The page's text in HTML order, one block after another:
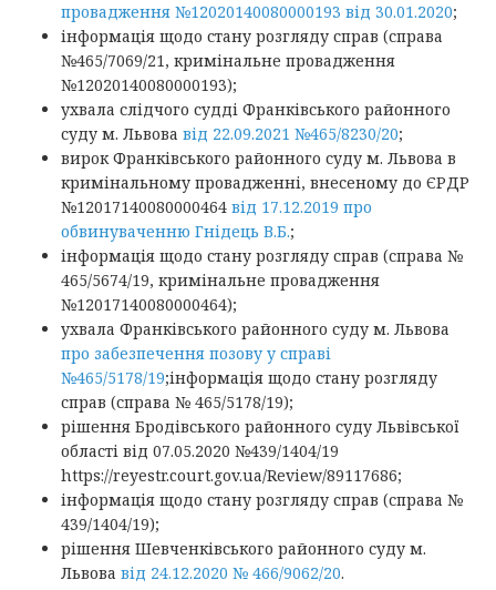
провадження №12020140080000193 від 30.01.2020;
інформація щодо стану розгляду справ (справа
№465/7069/21, кримінальне провадження
№12020140080000193);
ухвала слідчого судді Франківського районного
суду м. Львова від 22.09.2021 №465/8230/20;
вирок Франківського районного суду м. Львова в
кримінальному провадженні, внесеному до ЄРДР
№12017140080000464 від 17.12.2019 про
обвинуваченню Гнідець В.Б.;
інформація щодо стану розгляду справ (справа №
465/5674/19, кримінальне провадження
№12017140080000464);
ухвала Франківського районного суду м. Львова
про забезпечення позову у справі
№465/5178/19;інформація щодо стану розгляду
справ (справа № 465/5178/19);
рішення Бродівського районного суду Львівської
області від 07.05.2020 №439/1404/19
https://reyestr.court.gov.ua/Review/89117686;
інформація щодо стану розгляду справ (справа №
439/1404/19);
рішення Шевченківського районного суду м.
Львова від 24.12.2020 № 466/9062/20.